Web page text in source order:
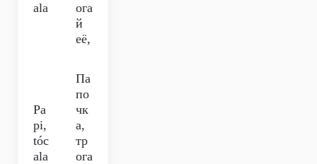
ala
ога
й
её,
Pa
pi,
tóc
ala
Па
по
чк
а,
тр
ога